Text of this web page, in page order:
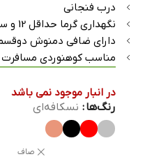
درب فنجانی
نگهداری گرما حداقل 12 و سرما حداقل 18ساعت
دارای ضافی دمنوش
مناسب کوهنوردی
در انبار موجود نمی باشد
رنگ‌ها نسکافه‌ای
صاف